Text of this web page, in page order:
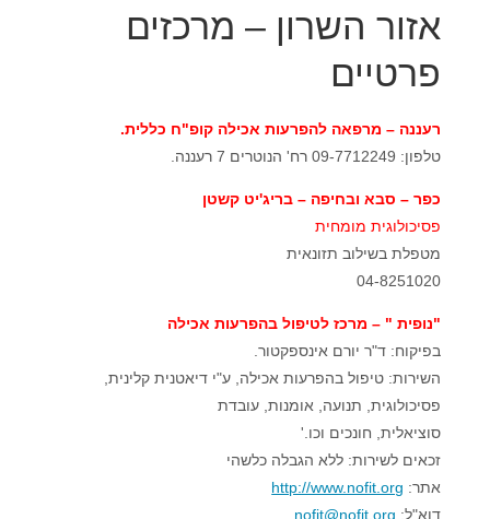
אזור השרון – מרכזים
פרטיים
רעננה – מרפאה להפרעות אכילה קופ"ח כללית.
טלפון: 09-7712249 רח' הנוטרים 7 רעננה.
כפר – סבא ובחיפה – בריג'יט קשטן
פסיכולוגית מומחית
מטפלת בשילוב תזונאית
04-8251020
"נופית " – מרכז לטיפול בהפרעות אכילה
בפיקוח: ד"ר יורם אינספקטור.
השירות: טיפול בהפרעות אכילה, ע"י דיאטנית קלינית,
פסיכולוגית, תנועה, אומנות, עובדת
סוציאלית, חונכים וכו.'
זכאים לשירות: ללא הגבלה כלשהי
אתר: http://www.nofit.org
דוא"ל: nofit@nofit.org